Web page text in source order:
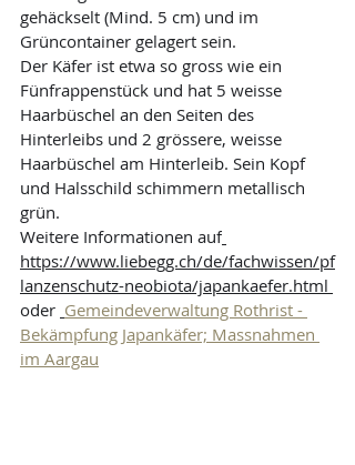
gehäckselt (Mind. 5 cm) und im
Grüncontainer gelagert sein.
Der Käfer ist etwa so gross wie ein
Fünfrappenstück und hat 5 weisse
Haarbüschel an den Seiten des
Hinterleibs und 2 grössere, weisse
Haarbüschel am Hinterleib. Sein Kopf
und Halsschild schimmern metallisch
grün.
Weitere Informationen auf
https://www.liebegg.ch/de/fachwissen/pf
lanzenschutz-neobiota/japankaefer.html
oder Gemeindeverwaltung Rothrist -
Bekämpfung Japankäfer; Massnahmen
im Aargau